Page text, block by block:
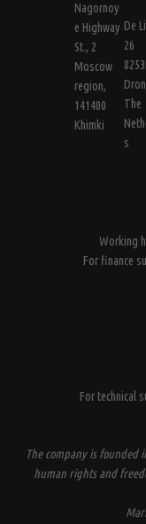
Nagornoy
e Highway
St., 2
Moscow
region,
141400
Khimki
De
26
The
s
Working
For finance
For technical
The company is founded
human rights and